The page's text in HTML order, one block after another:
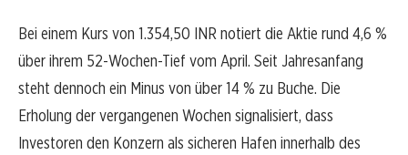
Bei einem Kurs von 1.354,50 INR notiert die Aktie rund 4,6 %
über ihrem 52-Wochen-Tief vom April. Seit Jahresanfang
steht dennoch ein Minus von über 14 % zu Buche. Die
Erholung der vergangenen Wochen signalisiert, dass
Investoren den Konzern als sicheren Hafen innerhalb des